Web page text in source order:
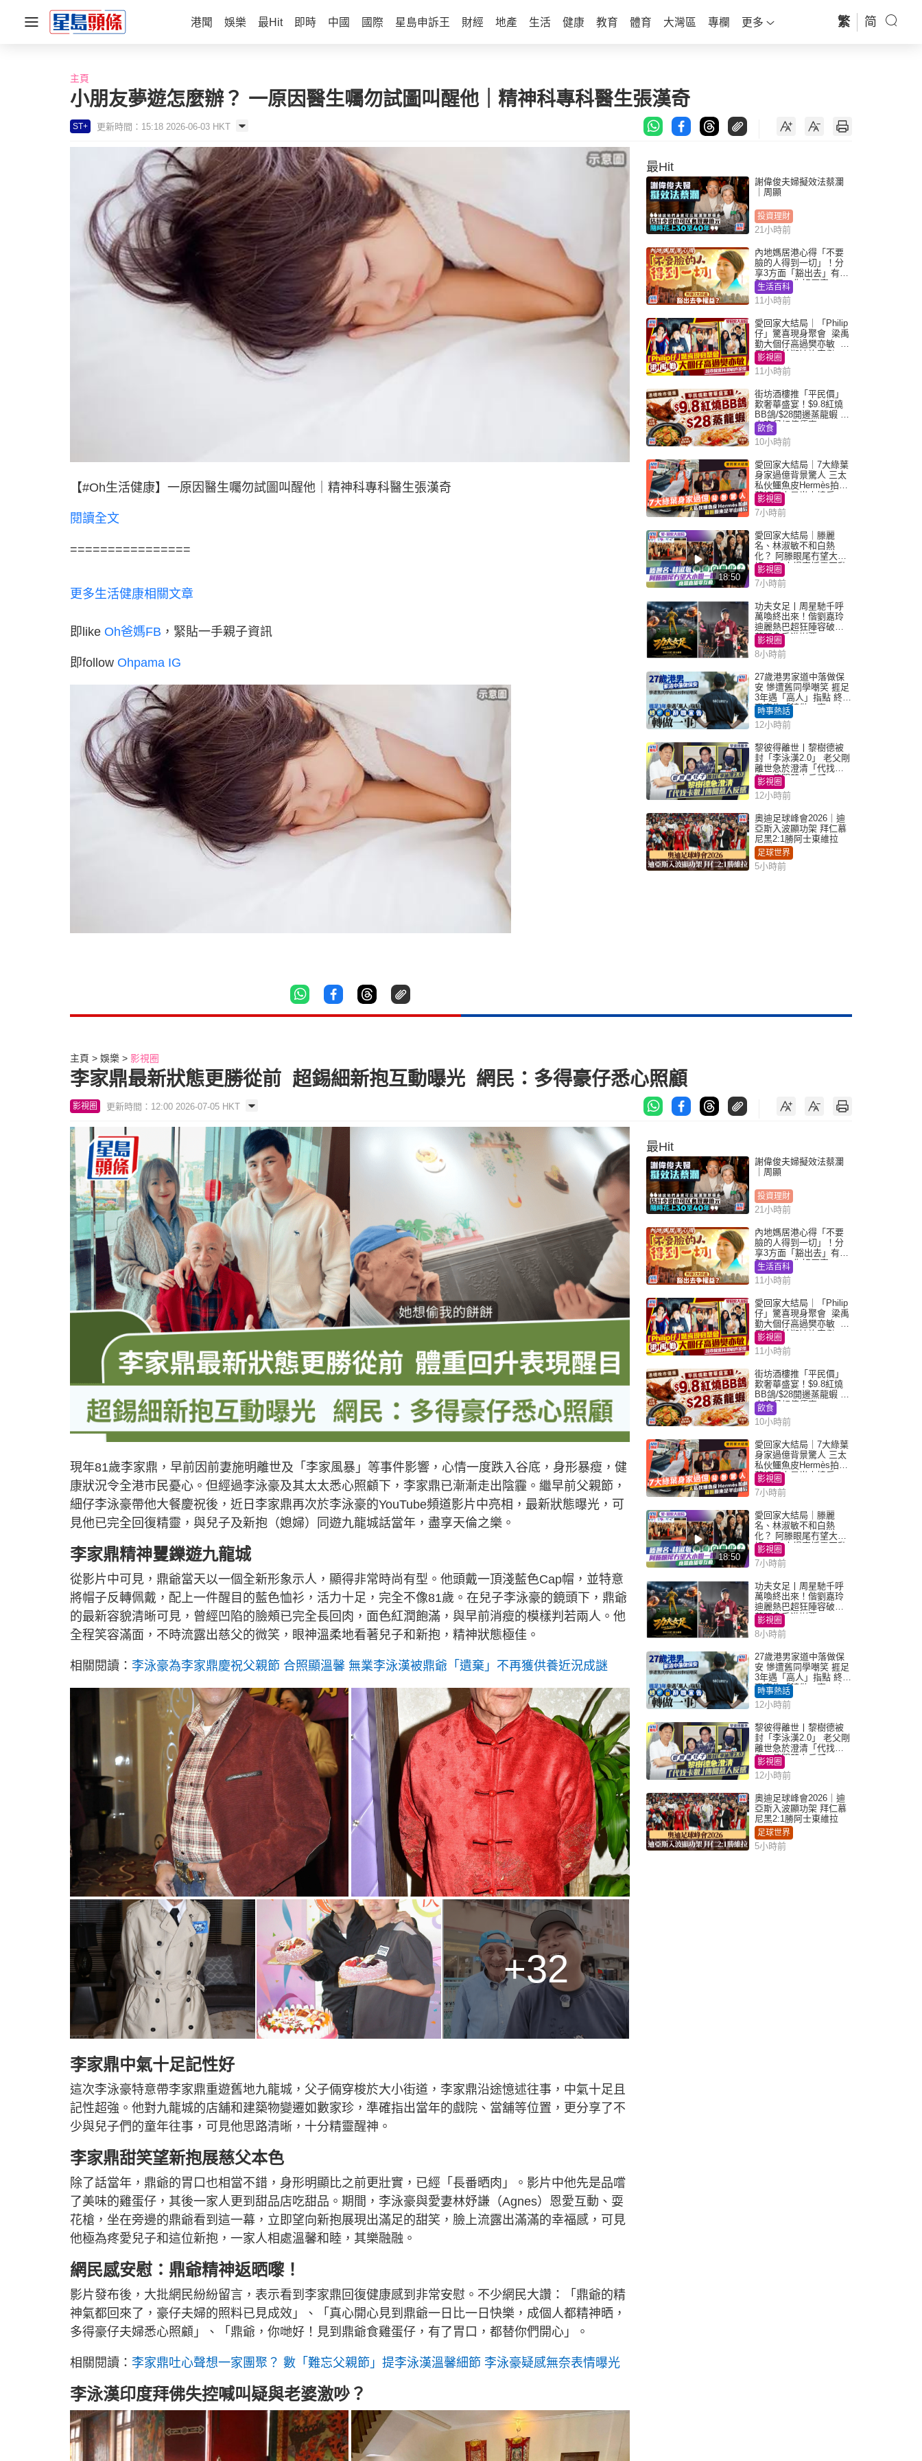
港聞 娛樂 最Hit 即時 中國 國際 星島申訴王 財經 地產 生活 健康 教育 體育 大灣區 專欄 更多 繁 简
主頁
小朋友夢遊怎麼辦？ 一原因醫生囑勿試圖叫醒他｜精神科專科醫生張漢奇
ST+ 更新時間：15:18 2026-06-03 HKT
【#Oh生活健康】一原因醫生囑勿試圖叫醒他｜精神科專科醫生張漢奇
閱讀全文
================
更多生活健康相關文章
即like Oh爸媽FB ，緊貼一手親子資訊
即follow Ohpama IG
最Hit
謝偉俊夫婦擬效法蔡瀾
｜周顯
投資理財
21小時前
內地媽居港心得「不要
臉的人得到一切」！分
享3方面「豁出去」有著
數 網民：你好厲害
生活百科
11小時前
愛回家大結局｜「Philip
仔」驚喜現身聚會 梁禹
勤大個仔高過樊亦敏 超
乖黐實林淑敏許家傑
影視圈
11小時前
街坊酒樓推「平民價」
歎奢華盛宴！$9.8紅燒
BB鴿/$28開邊蒸龍蝦 3
大晚餐超值優惠
飲食
10小時前
愛回家大結局｜7大綠葉
身家過億背景驚人 三太
私伙鱷魚皮Hermès拍劇
蘇姐原來是半山樓后
影視圈
7小時前
18:50
愛回家大結局｜滕麗
名、林淑敏不和白熱
化？ 阿滕眼尾冇望大小
姐一眼 商場直播零互動
影視圈
7小時前
功夫女足丨周星馳千呼
萬喚終出來！偕劉嘉玲
迪麗熱巴超狂陣容破天
荒現身香港謝票
影視圈
8小時前
27歲港男家道中落做保
安 慘遭舊同學嘲笑 捱足
3年遇「高人」指點 終辭
職宣告「轉做一事」｜
Juicy叮
時事熱話
12小時前
黎彼得離世丨黎樹德被
封「李泳漢2.0」 老父剛
離世急於澄清「代找卡
數」傳聞惹人反感
影視圈
12小時前
奧迪足球峰會2026｜迪
亞斯入波顯功架 拜仁慕
尼黑2:1勝阿士東維拉
足球世界
5小時前
主頁 娛樂 影視圈
李家鼎最新狀態更勝從前 超錫細新抱互動曝光 網民：多得豪仔悉心照顧
影視圈 更新時間：12:00 2026-07-05 HKT
現年81歲李家鼎，早前因前妻施明離世及「李家風暴」等事件影響，心情一度跌入谷底，身形暴瘦，健
康狀況令全港市民憂心。但經過李泳豪及其太太悉心照顧下，李家鼎已漸漸走出陰霾。繼早前父親節，
細仔李泳豪帶他大餐慶祝後，近日李家鼎再次於李泳豪的YouTube頻道影片中亮相，最新狀態曝光，可
見他已完全回復精靈，與兒子及新抱（媳婦）同遊九龍城話當年，盡享天倫之樂。
李家鼎精神矍鑠遊九龍城
從影片中可見，鼎爺當天以一個全新形象示人，顯得非常時尚有型。他頭戴一頂淺藍色Cap帽，並特意
將帽子反轉佩戴，配上一件醒目的藍色恤衫，活力十足，完全不像81歲。在兒子李泳豪的鏡頭下，鼎爺
的最新容貌清晰可見，曾經凹陷的臉頰已完全長回肉，面色紅潤飽滿，與早前消瘦的模樣判若兩人。他
全程笑容滿面，不時流露出慈父的微笑，眼神溫柔地看著兒子和新抱，精神狀態極佳。
相關閱讀： 李泳豪為李家鼎慶祝父親節 合照顯溫馨 無業李泳漢被鼎爺「遺棄」不再獲供養近況成謎
+32
李家鼎中氣十足記性好
這次李泳豪特意帶李家鼎重遊舊地九龍城，父子倆穿梭於大小街道，李家鼎沿途憶述往事，中氣十足且
記性超強。他對九龍城的店舖和建築物變遷如數家珍，準確指出當年的戲院、當舖等位置，更分享了不
少與兒子們的童年往事，可見他思路清晰，十分精靈醒神。
李家鼎甜笑望新抱展慈父本色
除了話當年，鼎爺的胃口也相當不錯，身形明顯比之前更壯實，已經「長番晒肉」。影片中他先是品嚐
了美味的雞蛋仔，其後一家人更到甜品店吃甜品。期間，李泳豪與愛妻林妤謙（Agnes）恩愛互動、耍
花槍，坐在旁邊的鼎爺看到這一幕，立即望向新抱展現出滿足的甜笑，臉上流露出滿滿的幸福感，可見
他極為疼愛兒子和這位新抱，一家人相處溫馨和睦，其樂融融。
網民感安慰：鼎爺精神返晒嚟！
影片發布後，大批網民紛紛留言，表示看到李家鼎回復健康感到非常安慰。不少網民大讚：「鼎爺的精
神氣都回來了，豪仔夫婦的照料已見成效」、「真心開心見到鼎爺一日比一日快樂，成個人都精神晒，
多得豪仔夫婦悉心照顧」、「鼎爺，你哋好！見到鼎爺食雞蛋仔，有了胃口，都替你們開心」。
相關閱讀： 李家鼎吐心聲想一家團聚？ 數「難忘父親節」提李泳漢溫馨細節 李泳豪疑感無奈表情曝光
李泳漢印度拜佛失控喊叫疑與老婆激吵？
最Hit
謝偉俊夫婦擬效法蔡瀾
｜周顯
投資理財
21小時前
內地媽居港心得「不要
臉的人得到一切」！分
享3方面「豁出去」有著
數 網民：你好厲害
生活百科
11小時前
愛回家大結局｜「Philip
仔」驚喜現身聚會 梁禹
勤大個仔高過樊亦敏 超
乖黐實林淑敏許家傑
影視圈
11小時前
街坊酒樓推「平民價」
歎奢華盛宴！$9.8紅燒
BB鴿/$28開邊蒸龍蝦 3
大晚餐超值優惠
飲食
10小時前
愛回家大結局｜7大綠葉
身家過億背景驚人 三太
私伙鱷魚皮Hermès拍劇
蘇姐原來是半山樓后
影視圈
7小時前
18:50
愛回家大結局｜滕麗
名、林淑敏不和白熱
化？ 阿滕眼尾冇望大小
姐一眼 商場直播零互動
影視圈
7小時前
功夫女足丨周星馳千呼
萬喚終出來！偕劉嘉玲
迪麗熱巴超狂陣容破天
荒現身香港謝票
影視圈
8小時前
27歲港男家道中落做保
安 慘遭舊同學嘲笑 捱足
3年遇「高人」指點 終辭
職宣告「轉做一事」｜
Juicy叮
時事熱話
12小時前
黎彼得離世丨黎樹德被
封「李泳漢2.0」 老父剛
離世急於澄清「代找卡
數」傳聞惹人反感
影視圈
12小時前
奧迪足球峰會2026｜迪
亞斯入波顯功架 拜仁慕
尼黑2:1勝阿士東維拉
足球世界
5小時前